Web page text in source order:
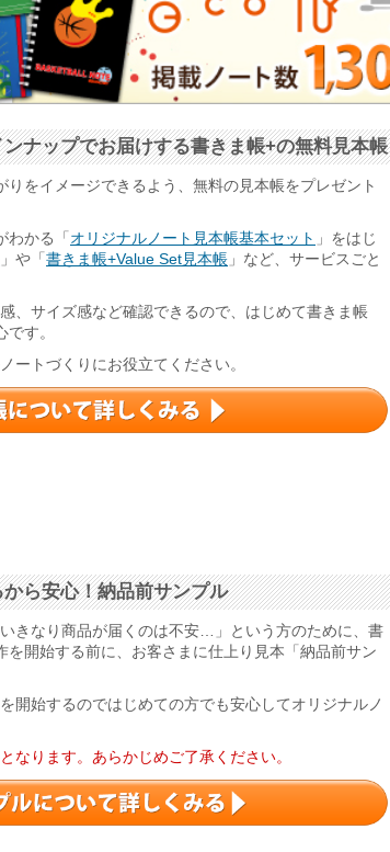
ナップでお届けする書きま帳+の無料見本帳
りをイメージできるよう、無料の見本帳をプレゼント
わかる「 オリジナルノート見本帳基本セット 」をはじ
」や「 書きま帳+Value Set見本帳 」など、サービスごと
、サイズ感など確認できるので、はじめて書きま帳
す。
ートづくりにお役立てください。
ら安心！納品前サンプル
きなり商品が届くのは不安…」という方のために、書
を開始する前に、お客さまに仕上り見本「納品前サン
開始するのではじめての方でも安心してオリジナルノ
ります。あらかじめご了承ください。